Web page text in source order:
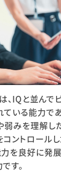
、IQと並んで
いる能力で
みを理解し
ントロールし
を良好に発
す。